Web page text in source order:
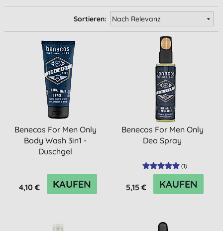
Sortieren:
Benecos For Men Only
Body Wash 3in1 -
Duschgel
4,10 € KAUFEN
Benecos For Men Only
Deo Spray
(1)
5,15 € KAUFEN